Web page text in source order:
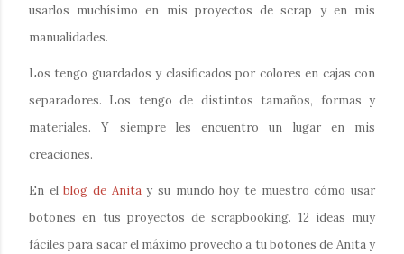
usarlos muchísimo en mis proyectos de scrap y en mis
manualidades.
Los tengo guardados y clasificados por colores en cajas con
separadores. Los tengo de distintos tamaños, formas y
materiales. Y siempre les encuentro un lugar en mis
creaciones.
En elblog de Anitay su mundo hoy te muestro cómo usar
botones en tus proyectos de scrapbooking. 12 ideas muy
fáciles para sacar el máximo provecho a tu botones de Anita y